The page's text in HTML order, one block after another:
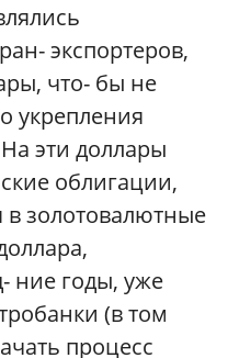
экспортеров,
что- бы не
укрепления
эти доллары
облигации,
в золотовалютные
ние годы, уже
(в том
процесс